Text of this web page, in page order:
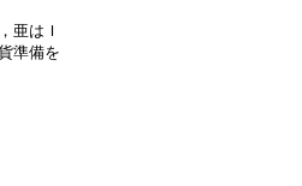
亜はＩ
準備を